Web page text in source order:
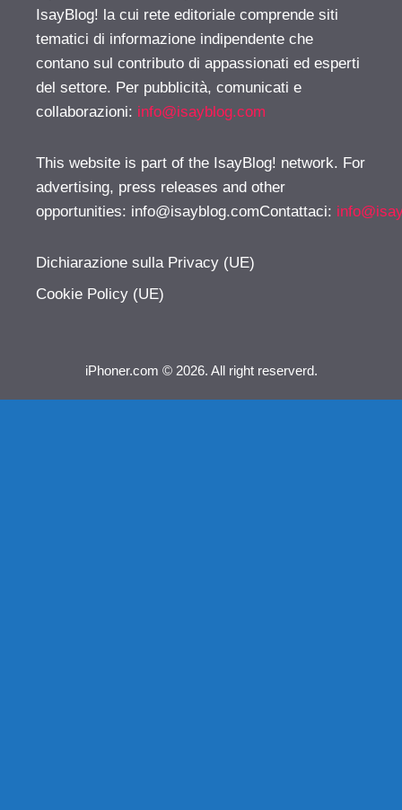
IsayBlog! la cui rete editoriale comprende siti
tematici di informazione indipendente che
contano sul contributo di appassionati ed esperti
del settore. Per pubblicità, comunicati e
collaborazioni: info@isayblog.com
This website is part of the IsayBlog! network. For
advertising, press releases and other
opportunities: info@isayblog.comContattaci:
Dichiarazione sulla Privacy (UE)
Cookie Policy (UE)
iPhoner.com © 2026. All right reserverd.